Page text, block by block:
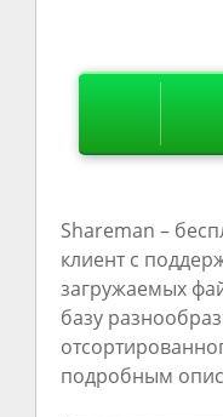
Shareman –
клиент с
загружаемых
базу
подробным